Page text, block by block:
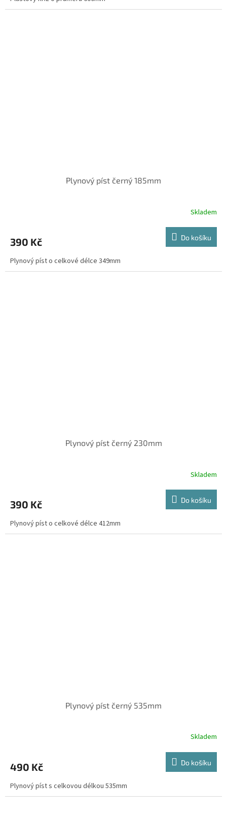
Plynový píst černý 185mm
Skladem
390 Kč Do košíku
Plynový píst o celkové délce 349mm
Plynový píst černý 230mm
Skladem
390 Kč Do košíku
Plynový píst o celkové délce 412mm
Plynový píst černý 535mm
Skladem
490 Kč Do košíku
Plynový píst s celkovou délkou 535mm